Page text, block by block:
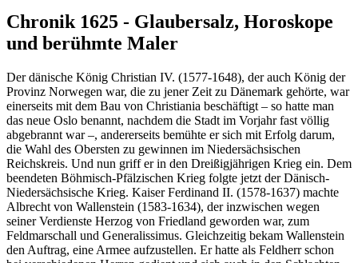
Chronik 1625 - Glaubersalz, Horoskope
und berühmte Maler
Der dänische König Christian IV. (1577-1648), der auch König der
Provinz Norwegen war, die zu jener Zeit zu Dänemark gehörte, war
einerseits mit dem Bau von Christiania beschäftigt – so hatte man
das neue Oslo benannt, nachdem die Stadt im Vorjahr fast völlig
abgebrannt war –, andererseits bemühte er sich mit Erfolg darum,
die Wahl des Obersten zu gewinnen im Niedersächsischen
Reichskreis. Und nun griff er in den Dreißigjährigen Krieg ein. Dem
beendeten Böhmisch-Pfälzischen Krieg folgte jetzt der Dänisch-
Niedersächsische Krieg. Kaiser Ferdinand II. (1578-1637) machte
Albrecht von Wallenstein (1583-1634), der inzwischen wegen
seiner Verdienste Herzog von Friedland geworden war, zum
Feldmarschall und Generalissimus. Gleichzeitig bekam Wallenstein
den Auftrag, eine Armee aufzustellen. Er hatte als Feldherr schon